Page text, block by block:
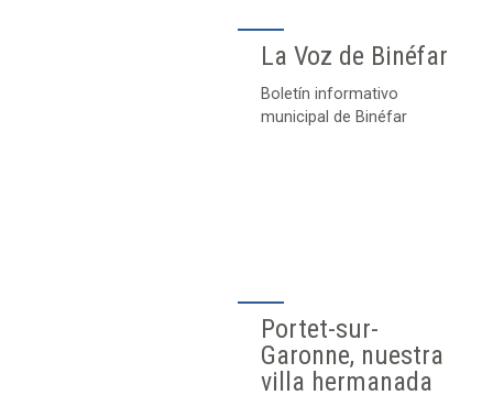
La Voz de Binéfar
Boletín informativo
municipal de Binéfar
Portet-sur-
Garonne, nuestra
villa hermanada